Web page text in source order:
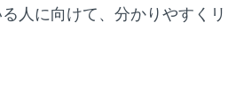
人に向けて、分かりやすくリ